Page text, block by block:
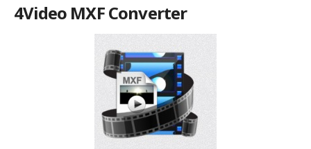
4Video MXF Converter